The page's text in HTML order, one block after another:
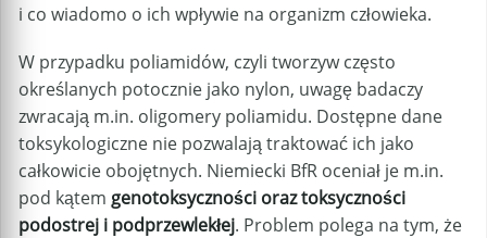
i co wiadomo o ich wpływie na organizm człowieka.
W przypadku poliamidów, czyli tworzyw często
określanych potocznie jako nylon, uwagę badaczy
zwracają m.in. oligomery poliamidu. Dostępne dane
toksykologiczne nie pozwalają traktować ich jako
całkowicie obojętnych. Niemiecki BfR oceniał je m.in.
pod kątem genotoksyczności oraz toksyczności
podostrej i podprzewlekłej. Problem polega na tym, że